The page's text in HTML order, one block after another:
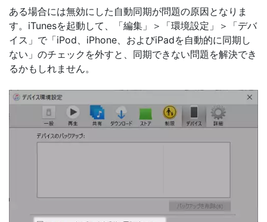
ある場合には無効にした自動同期が問題の原因となりま
す。iTunesを起動して、「編集」＞「環境設定」＞「デバ
イス」で「iPod、iPhone、およびiPadを自動的に同期し
ない」のチェックを外すと、同期できない問題を解決でき
るかもしれません。